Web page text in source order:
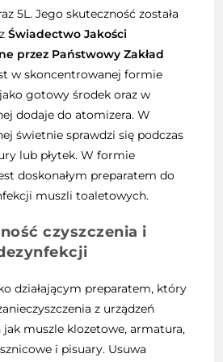
5L. Jego skuteczność została
Świadectwo Jakości
przez Państwowy Zakład
w skoncentrowanej formie
gotowy środek oraz w
dodaje do atomizera. W
świetnie sprawdzi się podczas
lub płytek. W formie
doskonałym preparatem do
muszli toaletowych.
czyszczenia i
działającym preparatem, który
z urządzeń
muszle klozetowe, armatura,
i pisuary. Usuwa